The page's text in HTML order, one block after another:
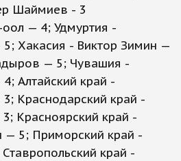
Шаймиев - 3
— 4; Удмуртия -
Хакасия - Виктор Зимин —
— 5; Чувашия -
Алтайский край -
Краснодарский край -
Красноярский край -
— 5; Приморский край -
край -